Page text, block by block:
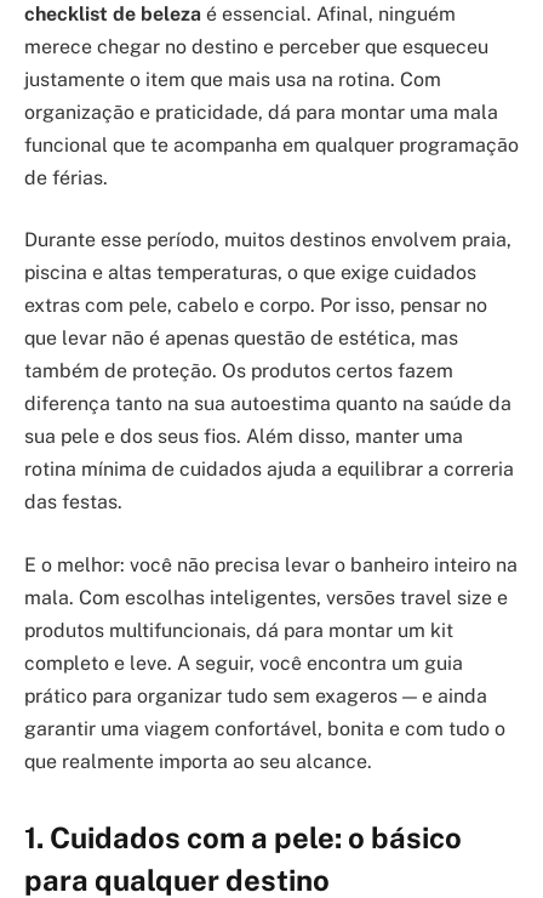
checklist de beleza é essencial. Afinal, ninguém
merece chegar no destino e perceber que esqueceu
justamente o item que mais usa na rotina. Com
organização e praticidade, dá para montar uma mala
funcional que te acompanha em qualquer programação
de férias.
Durante esse período, muitos destinos envolvem praia,
piscina e altas temperaturas, o que exige cuidados
extras com pele, cabelo e corpo. Por isso, pensar no
que levar não é apenas questão de estética, mas
também de proteção. Os produtos certos fazem
diferença tanto na sua autoestima quanto na saúde da
sua pele e dos seus fios. Além disso, manter uma
rotina mínima de cuidados ajuda a equilibrar a correria
das festas.
E o melhor: você não precisa levar o banheiro inteiro na
mala. Com escolhas inteligentes, versões travel size e
produtos multifuncionais, dá para montar um kit
completo e leve. A seguir, você encontra um guia
prático para organizar tudo sem exageros — e ainda
garantir uma viagem confortável, bonita e com tudo o
que realmente importa ao seu alcance.
1. Cuidados com a pele: o básico
para qualquer destino